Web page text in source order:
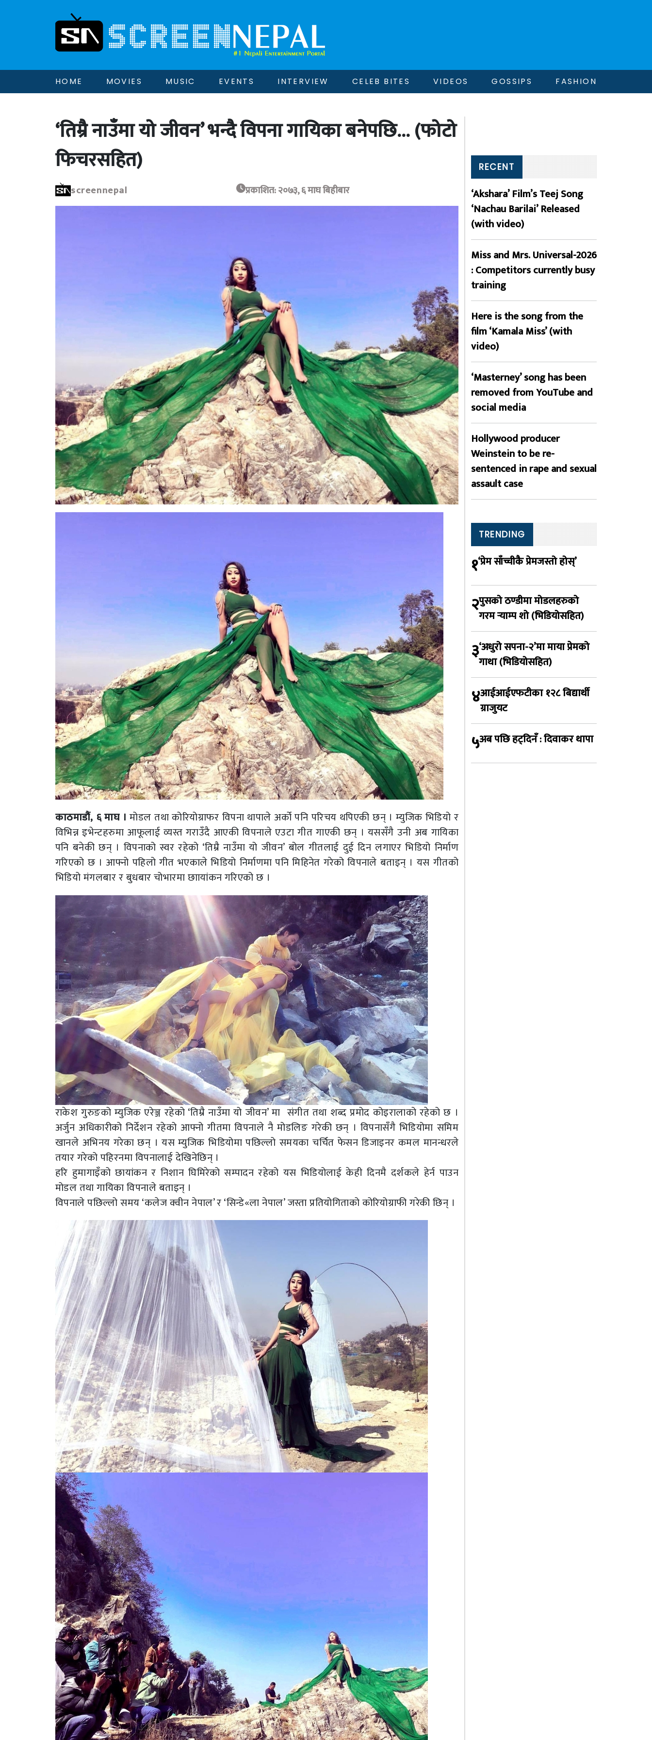
HOME MOVIES MUSIC EVENTS INTERVIEW CELEB BITES VIDEOS GOSSIPS FASHION
‘तिम्रै नाउँमा यो जीवन’ भन्दै विपना गायिका बनेपछि… (फोटो
फिचरसहित)
screennepal प्रकाशित: २०७३, ६ माघ बिहीबार
काठमाडौं, ६ माघ । मोडल तथा कोरियोग्राफर विपना थापाले अर्को पनि परिचय थपिएकी छन् । म्युजिक भिडियो र
विभिन्न इभेन्टहरुमा आफूलाई व्यस्त गराउँदै आएकी विपनाले एउटा गीत गाएकी छन् । यससँगै उनी अब गायिका
पनि बनेकी छन् । विपनाको स्वर रहेको ‘तिम्रै नाउँमा यो जीवन’ बोल गीतलाई दुई दिन लगाएर भिडियो निर्माण
गरिएको छ । आफ्नो पहिलो गीत भएकाले भिडियो निर्माणमा पनि मिहिनेत गरेको विपनाले बताइन् । यस गीतको
भिडियो मंगलबार र बुधबार चोभारमा छाायांकन गरिएको छ ।
राकेश गुरुङको म्युजिक एरेञ्ज रहेको ‘तिम्रै नाउँमा यो जीवन’ मा संगीत तथा शब्द प्रमोद कोइरालाको रहेको छ ।
अर्जुन अधिकारीको निर्देशन रहेको आफ्नो गीतमा विपनाले नै मोडलिङ गरेकी छन् । विपनासँगै भिडियोमा समिम
खानले अभिनय गरेका छन् । यस म्युजिक भिडियोमा पछिल्लो समयका चर्चित फेसन डिजाइनर कमल मानन्धरले
तयार गरेको पहिरनमा विपनालाई देखिनेछिन् ।
हरि हुमागाइँको छायांकन र निशान घिमिरेको सम्पादन रहेको यस भिडियोलाई केही दिनमै दर्शकले हेर्न पाउन
मोडल तथा गायिका विपनाले बताइन् ।
विपनाले पछिल्लो समय ‘कलेज क्वीन नेपाल’ र ‘सिन्डे«ला नेपाल’ जस्ता प्रतियोगिताको कोरियोग्राफी गरेकी छिन् ।
RECENT
‘Akshara’ Film’s Teej Song
‘Nachau Barilai’ Released
(with video)
Miss and Mrs. Universal-2026
: Competitors currently busy
training
Here is the song from the
film ‘Kamala Miss’ (with
video)
‘Masterney’ song has been
removed from YouTube and
social media
Hollywood producer
Weinstein to be re-
sentenced in rape and sexual
assault case
TRENDING
१‘प्रेम साँच्चीकै प्रेमजस्तो होस्’
२पुसको ठण्डीमा मोडलहरुको
गरम र्‍याम्प शो (भिडियोसहित)
३‘अधुरो सपना-२’मा माया प्रेमको
गाथा (भिडियोसहित)
४आईआईएफटीका १२८ बिद्यार्थी
ग्राजुयट
५अब पछि हट्दिनँ : दिवाकर थापा